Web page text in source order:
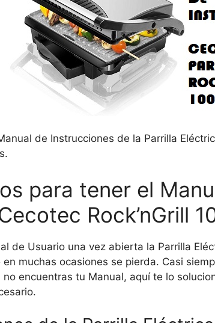
de Instrucciones de la Parrilla
para tener el
Rock’nGrill
de Usuario una vez abierta la Parrilla
muchas ocasiones se pierda. Casi
encuentras tu Manual, aquí te lo